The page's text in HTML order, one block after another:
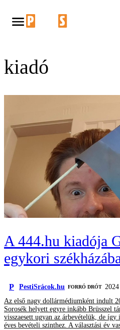
kiadó
A 444.hu kiadója
egykori
P PestiSrácok.hu FORRÓ DRÓT
Az első nagy dollármédiumként indult
Sorosék helyett egyre inkább Brüsszel
visszaesett ugyan az árbevételük, de
éves bevételi szinthez. A választási év